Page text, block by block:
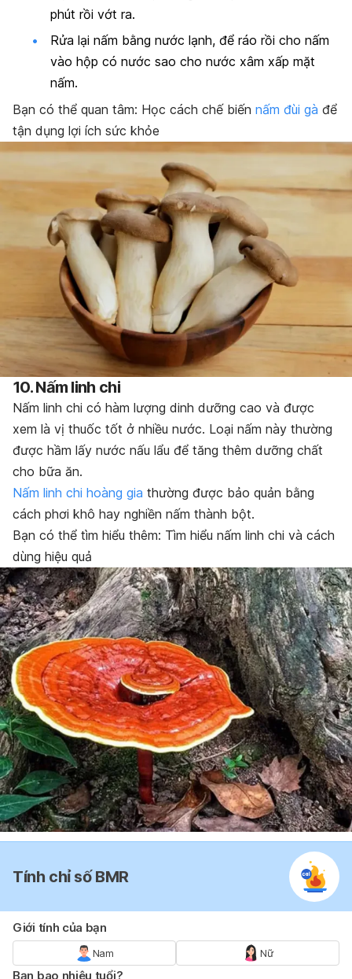
phút rồi vớt ra.
Rửa lại nấm bằng nước lạnh, để ráo rồi cho nấm
vào hộp có nước sao cho nước xâm xấp mặt
nấm.
Bạn có thể quan tâm: Học cách chế biến nấm đùi gà để
tận dụng lợi ích sức khỏe
10. Nấm linh chi
Nấm linh chi có hàm lượng dinh dưỡng cao và được
xem là vị thuốc tốt ở nhiều nước. Loại nấm này thường
được hầm lấy nước nấu lẩu để tăng thêm dưỡng chất
cho bữa ăn.
Nấm linh chi hoàng gia thường được bảo quản bằng
cách phơi khô hay nghiền nấm thành bột.
Bạn có thể tìm hiểu thêm: Tìm hiểu nấm linh chi và cách
dùng hiệu quả
Tính chỉ số BMR
Giới tính của bạn
Nam Nữ
Bạn bao nhiêu tuổi?